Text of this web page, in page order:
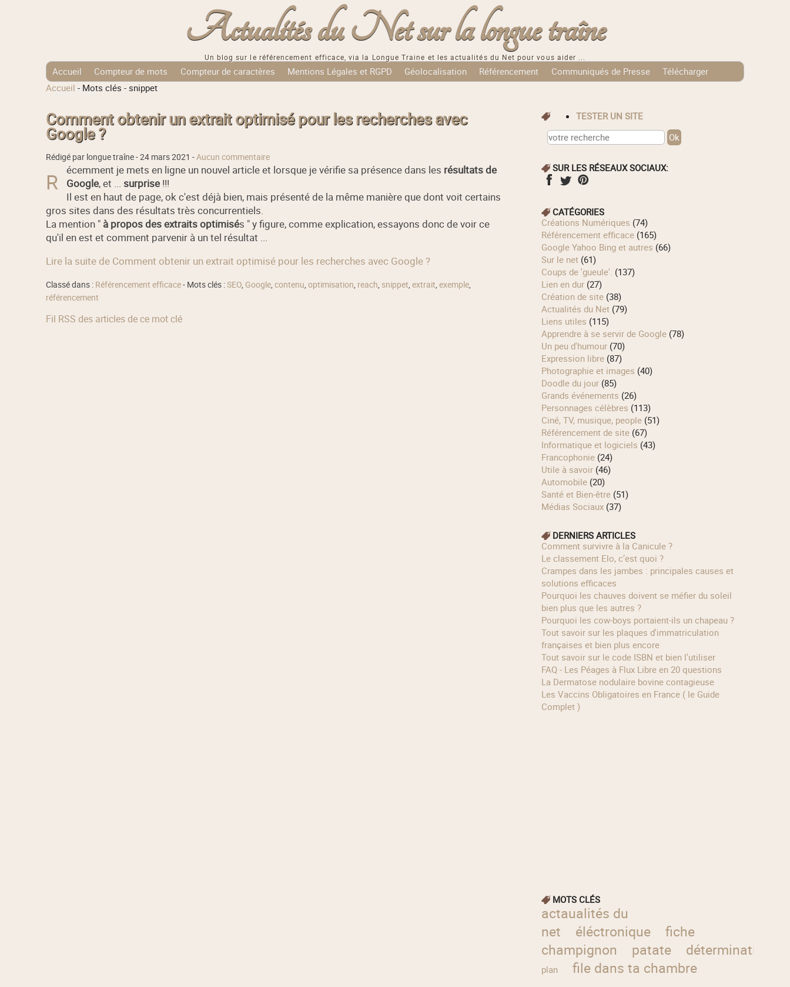
Actualités du Net sur la longue traîne
Un blog sur le référencement efficace, via la Longue Traine et les actualités du Net pour vous aider ...
Accueil Compteur de mots Compteur de caractères Mentions Légales et RGPD Géolocalisation Référencement Communiqués de Presse
Télécharger
Tags Cloud
Accueil - Mots clés - snippet
Comment obtenir un extrait optimisé pour les recherches avec
Google ?
Rédigé par longue traîne -24 mars 2021 -Aucun commentaire
R écemment je mets en ligne un nouvel article et lorsque je vérifie sa présence dans les résultats de
Google, et ... surprise!!!
Il est en haut de page, ok c'est déjà bien, mais présenté de la même manière que dont voit certains
gros sites dans des résultats très concurrentiels.
La mention " à propos des extraits optimisés " y figure, comme explication, essayons donc de voir ce
qu'il en est et comment parvenir à un tel résultat ...
Lire la suite de Comment obtenir un extrait optimisé pour les recherches avec Google ?
Classé dans : Référencement efficace- Mots clés :SEO, Google, contenu, optimisation, reach, snippet, extrait, exemple,
référencement
Fil RSS des articles de ce mot clé
TESTER UN SITE
SUR LES RÉSEAUX SOCIAUX:
CATÉGORIES
Créations Numériques (74)
Référencement efficace(165)
Google Yahoo Bing et autres (66)
Sur le net(61)
Coups de 'gueule'. (137)
Lien en dur(27)
Création de site(38)
Actualités du Net(79)
Liens utiles (115)
Apprendre à se servir de Google(78)
Un peu d'humour(70)
Expression libre(87)
Photographie et images (40)
Doodle du jour(85)
Grands événements (26)
Personnages célèbres (113)
Ciné, TV, musique, people(51)
Référencement de site(67)
Informatique et logiciels (43)
Francophonie(24)
Utile à savoir(46)
Automobile(20)
Santé et Bien-être(51)
Médias Sociaux(37)
DERNIERS ARTICLES
Comment survivre à la Canicule ?
Le classement Elo, c’est quoi ?
Crampes dans les jambes : principales causes et
solutions efficaces
Pourquoi les chauves doivent se méfier du soleil
bien plus que les autres ?
Pourquoi les cow‑boys portaient‑ils un chapeau ?
Tout savoir sur les plaques d'immatriculation
françaises et bien plus encore
Tout savoir sur le code ISBN et bien l'utiliser
FAQ - Les Péages à Flux Libre en 20 questions
La Dermatose nodulaire bovine contagieuse
Les Vaccins Obligatoires en France ( le Guide
Complet )
MOTS CLÉS
actaualités du
net
éléctronique
fiche
champignon
patate détermination
plan file dans ta chambre